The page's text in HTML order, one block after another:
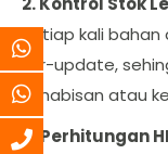
Setiap kali bahan
ter-update,
kehabisan atau
3. Perhitungan